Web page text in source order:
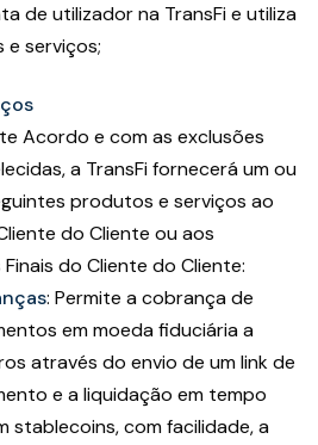
de utilizador na TransFi e utiliza
e serviços;
Acordo e com as exclusões
a TransFi fornecerá um ou
produtos e serviços ao
do Cliente ou aos
do Cliente do Cliente:
: Permite a cobrança de
em moeda fiduciária a
através do envio de um link de
e a liquidação em tempo
stablecoins, com facilidade, a